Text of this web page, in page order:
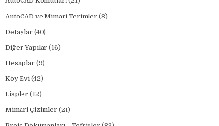
AutoCAD ve Mimari Terimler (8)
Detaylar (40)
Diğer Yapılar (16)
Hesaplar (9)
Köy Evi (42)
Lispler (12)
Mimari Çizimler (21)